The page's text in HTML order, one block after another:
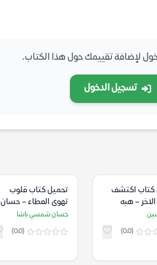
لإضافة تقييمك حول هذا الكتاب.
تسجيل الدخول
كتاب اكتشف
– هبه
(0.0)
تحميل كتاب قلوب
تهوى العطاء – حسان
شمسي باشا
حسان شمسي باشا
(0.0)